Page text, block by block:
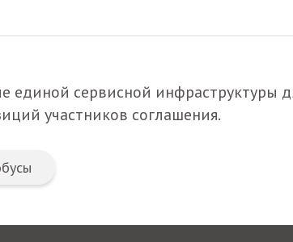
единой сервисной инфраструктуры
участников соглашения.